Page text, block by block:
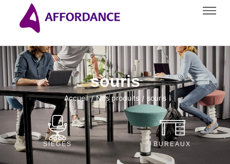
souris
Accueil / Nos produits / souris
SIÈGES BUREAUX